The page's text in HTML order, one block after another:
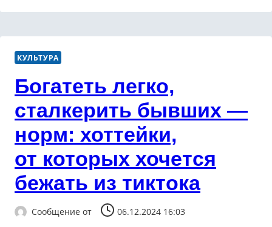
КУЛЬТУРА
Богатеть легко,
сталкерить бывших —
норм: хоттейки,
от которых хочется
бежать из тиктока
Сообщение от 06.12.2024 16:03